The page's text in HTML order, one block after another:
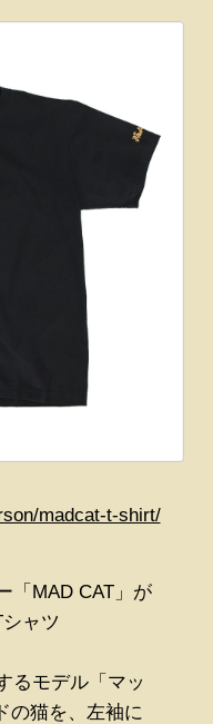
madcat-t-shirt/
「MAD CAT」が
ャツ
るモデル「マッ
の猫を、左袖に